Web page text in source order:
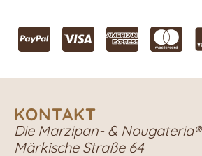
KONTAKT
Die Marzipan- & Nougateria®
Märkische Straße 64